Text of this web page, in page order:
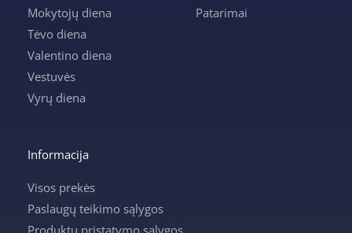
Mokytojų diena
Tėvo diena
Valentino diena
Vestuvės
Vyrų diena
Patarimai
Informacija
Visos prekės
Paslaugų teikimo sąlygos
Produktų pristatymo sąlygos